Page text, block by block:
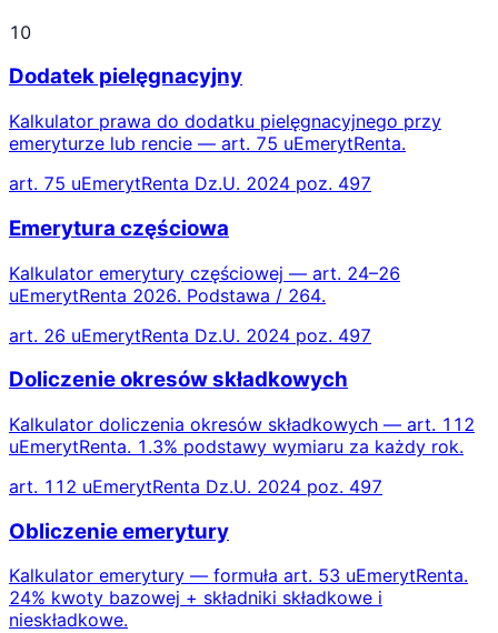
10
Dodatek pielęgnacyjny
Kalkulator prawa do dodatku pielęgnacyjnego przy
emeryturze lub rencie — art. 75 uEmerytRenta.
art. 75 uEmerytRenta Dz.U. 2024 poz. 497
Emerytura częściowa
Kalkulator emerytury częściowej — art. 24–26
uEmerytRenta 2026. Podstawa / 264.
art. 26 uEmerytRenta Dz.U. 2024 poz. 497
Doliczenie okresów składkowych
Kalkulator doliczenia okresów składkowych — art. 112
uEmerytRenta. 1.3% podstawy wymiaru za każdy rok.
art. 112 uEmerytRenta Dz.U. 2024 poz. 497
Obliczenie emerytury
Kalkulator emerytury — formuła art. 53 uEmerytRenta.
24% kwoty bazowej + składniki składkowe i
nieskładkowe.